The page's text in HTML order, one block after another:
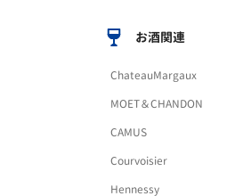
お酒関連
ChateauMargaux
MOET＆CHANDON
CAMUS
Courvoisier
Hennessy